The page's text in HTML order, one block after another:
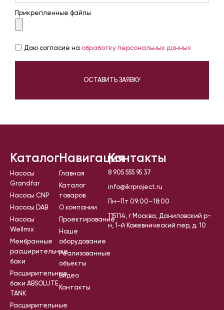
Прикрепленные файлы
Даю согласие на обработку персональных данных
ОСТАВИТЬ ЗАЯВКУ
Каталог
Насосы
Grandfar
Насосы CNP
Насосы DAB
Насосы
Wellmix
Мембранные
расширительные
баки
Расширительные
баки ABSOLUTE
TANK
Расширительные
Навигация
Главная
Каталог
товаров
О компании
Проектирование
Наше
оборудование
Реализованные
объекты
Видео
Контакты
Контакты
8 905 555 95 37
info@ikrproject.ru
Пн–Пт 09:00–18:00
115114, г Москва, Даниловский р-
н, 1-й Кожевнический пер, д. 10